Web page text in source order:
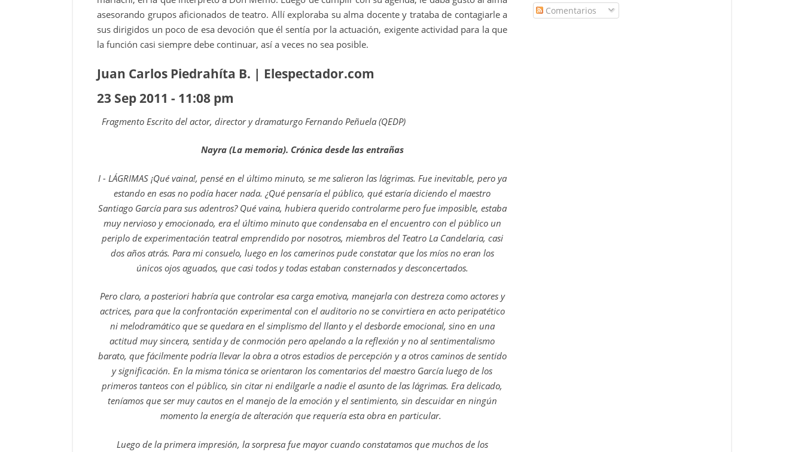
asesorando grupos aficionados de teatro. Allí exploraba su alma docente y trataba de contagiarle a
sus dirigidos un poco de esa devoción que él sentía por la actuación, exigente actividad para la que
la función casi siempre debe continuar, así a veces no sea posible.
Juan Carlos Piedrahíta B. | Elespectador.com
23 Sep 2011 - 11:08 pm
Fragmento Escrito del actor, director y dramaturgo Fernando Peñuela (QEDP)
Nayra (La memoria). Crónica desde las entrañas
I - LÁGRIMAS ¡Qué vaina!, pensé en el último minuto, se me salieron las lágrimas. Fue inevitable, pero ya
estando en esas no podía hacer nada. ¿Qué pensaría el público, qué estaría diciendo el maestro
Santiago García para sus adentros? Qué vaina, hubiera querido controlarme pero fue imposible, estaba
muy nervioso y emocionado, era el último minuto que condensaba en el encuentro con el público un
periplo de experimentación teatral emprendido por nosotros, miembros del Teatro La Candelaria, casi
dos años atrás. Para mi consuelo, luego en los camerinos pude constatar que los míos no eran los
únicos ojos aguados, que casi todos y todas estaban consternados y desconcertados.
Pero claro, a posteriori habría que controlar esa carga emotiva, manejarla con destreza como actores y
actrices, para que la confrontación experimental con el auditorio no se convirtiera en acto peripatético
ni melodramático que se quedara en el simplismo del llanto y el desborde emocional, sino en una
actitud muy sincera, sentida y de conmoción pero apelando a la reflexión y no al sentimentalismo
barato, que fácilmente podría llevar la obra a otros estadios de percepción y a otros caminos de sentido
y significación. En la misma tónica se orientaron los comentarios del maestro García luego de los
primeros tanteos con el público, sin citar ni endilgarle a nadie el asunto de las lágrimas. Era delicado,
teníamos que ser muy cautos en el manejo de la emoción y el sentimiento, sin descuidar en ningún
momento la energía de alteración que requería esta obra en particular.
Luego de la primera impresión, la sorpresa fue mayor cuando constatamos que muchos de los
Comentarios